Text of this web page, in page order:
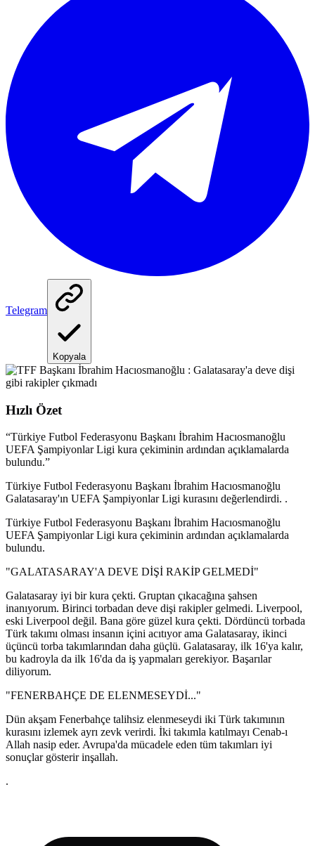
Telegram
Kopyala
Hızlı Özet
“Türkiye Futbol Federasyonu Başkanı İbrahim Hacıosmanoğlu
UEFA Şampiyonlar Ligi kura çekiminin ardından açıklamalarda
bulundu.”
Türkiye Futbol Federasyonu Başkanı İbrahim Hacıosmanoğlu
Galatasaray'ın UEFA Şampiyonlar Ligi kurasını değerlendirdi. .
Türkiye Futbol Federasyonu Başkanı İbrahim Hacıosmanoğlu
UEFA Şampiyonlar Ligi kura çekiminin ardından açıklamalarda
bulundu.
"GALATASARAY'A DEVE DİŞİ RAKİP GELMEDİ"
Galatasaray iyi bir kura çekti. Gruptan çıkacağına şahsen
inanıyorum. Birinci torbadan deve dişi rakipler gelmedi. Liverpool,
eski Liverpool değil. Bana göre güzel kura çekti. Dördüncü torbada
Türk takımı olması insanın içini acıtıyor ama Galatasaray, ikinci
üçüncü torba takımlarından daha güçlü. Galatasaray, ilk 16'ya kalır,
bu kadroyla da ilk 16'da da iş yapmaları gerekiyor. Başarılar
diliyorum.
"FENERBAHÇE DE ELENMESEYDİ..."
Dün akşam Fenerbahçe talihsiz elenmeseydi iki Türk takımının
kurasını izlemek ayrı zevk verirdi. İki takımla katılmayı Cenab-ı
Allah nasip eder. Avrupa'da mücadele eden tüm takımları iyi
sonuçlar gösterir inşallah.
.